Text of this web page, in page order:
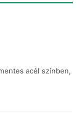
acél színben,